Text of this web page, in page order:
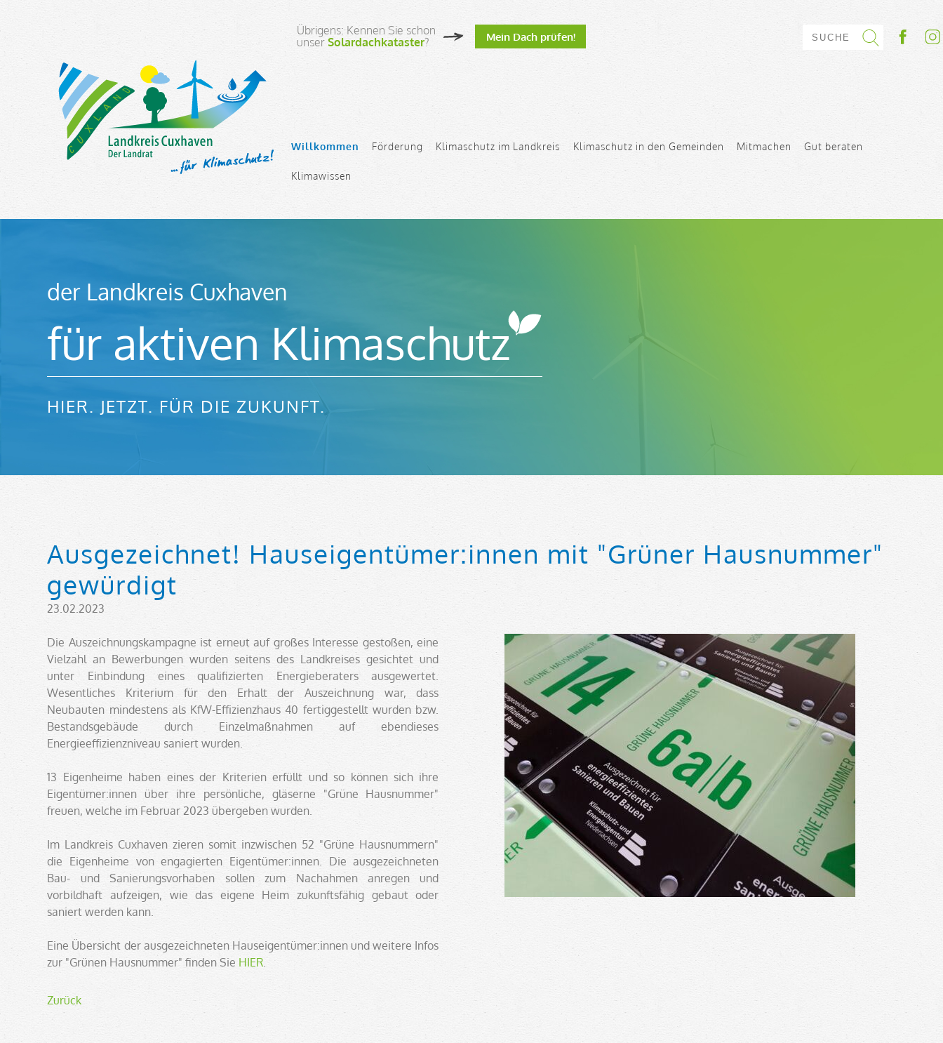
Übrigens: Kennen Sie schon
unserSolardachkataster? Mein Dach prüfen!
Navigation
überspringen
Willkommen Förderung Klimaschutz im Landkreis Klimaschutz in den Gemeinden Mitmachen Gut beraten
Klimawissen
der Landkreis Cuxhaven
für aktiven Klimaschutz
HIER. JETZT. FÜR DIE ZUKUNFT.
Ausgezeichnet! Hauseigentümer:innen mit "Grüner Hausnummer"
gewürdigt
23.02.2023
Die Auszeichnungskampagne ist erneut auf großes Interesse gestoßen, eine
Vielzahl an Bewerbungen wurden seitens des Landkreises gesichtet und
unter Einbindung eines qualifizierten Energieberaters ausgewertet.
Wesentliches Kriterium für den Erhalt der Auszeichnung war, dass
Neubauten mindestens als KfW-Effizienzhaus 40 fertiggestellt wurden bzw.
Bestandsgebäude durch Einzelmaßnahmen auf ebendieses
Energieeffizienzniveau saniert wurden.
13 Eigenheime haben eines der Kriterien erfüllt und so können sich ihre
Eigentümer:innen über ihre persönliche, gläserne "Grüne Hausnummer"
freuen, welche im Februar 2023 übergeben wurden.
Im Landkreis Cuxhaven zieren somit inzwischen 52 "Grüne Hausnummern"
die Eigenheime von engagierten Eigentümer:innen. Die ausgezeichneten
Bau- und Sanierungsvorhaben sollen zum Nachahmen anregen und
vorbildhaft aufzeigen, wie das eigene Heim zukunftsfähig gebaut oder
saniert werden kann.
Eine Übersicht der ausgezeichneten Hauseigentümer:innen und weitere Infos
zur "Grünen Hausnummer" finden Sie HIER
Zurück